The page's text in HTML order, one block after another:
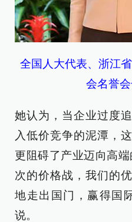
全国人大代表、浙江
会名誉
她认为，当企业过度
入低价竞争的泥潭，
更阻碍了产业迈向高
次的价格战，我们的
地走出国门，赢得国
说。